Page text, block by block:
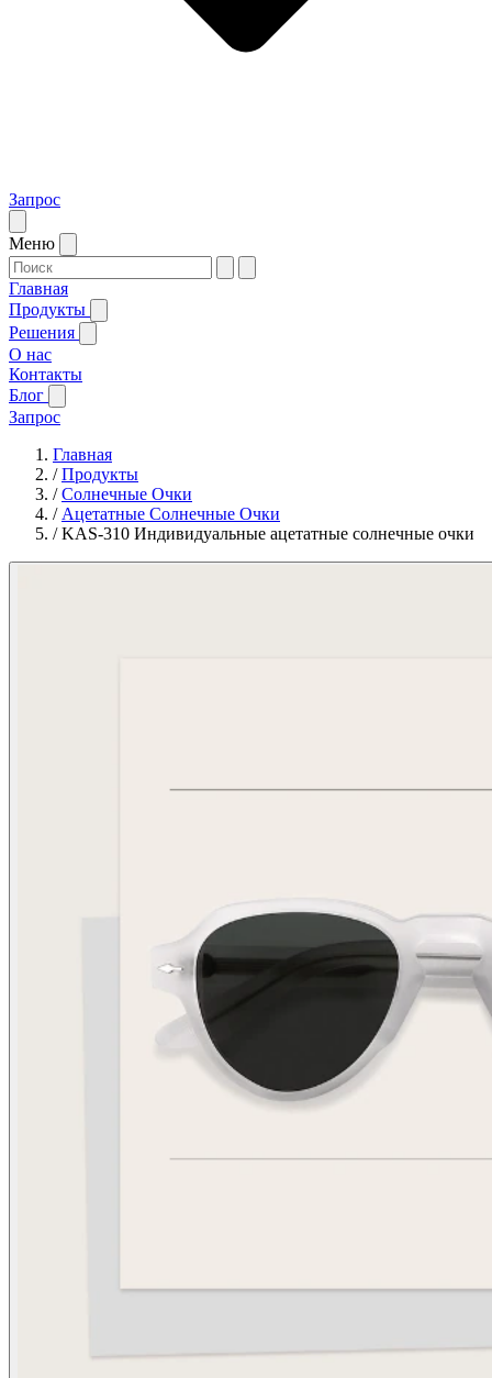
Запрос
Меню
Главная
Продукты
Решения
О нас
Контакты
Блог
Запрос
Главная
/Продукты
/Солнечные Очки
/ Ацетатные Солнечные Очки
/KAS-310 Индивидуальные ацетатные солнечные очки